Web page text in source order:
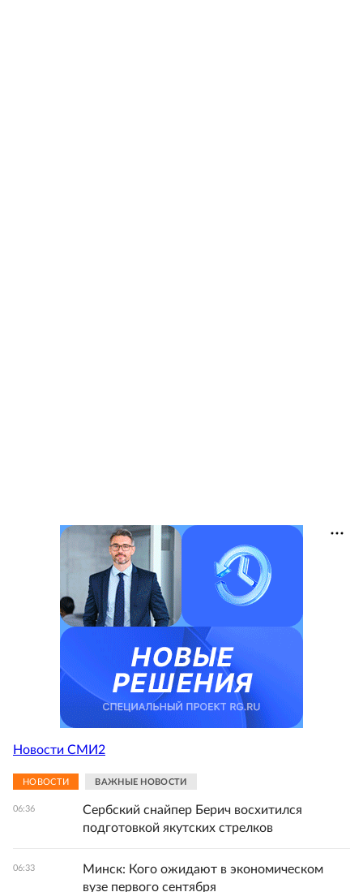
Новости СМИ2
НОВОСТИ ВАЖНЫЕ НОВОСТИ
06:36
Сербский снайпер Берич восхитился
подготовкой якутских стрелков
06:33
Минск: Кого ожидают в экономическом
вузе первого сентября